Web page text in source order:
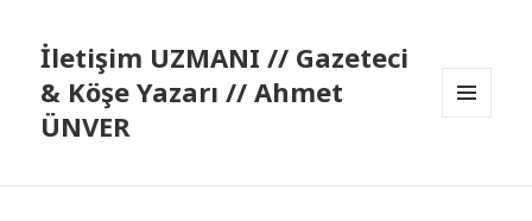
İletişim UZMANI // Gazeteci
& Köşe Yazarı // Ahmet
ÜNVER